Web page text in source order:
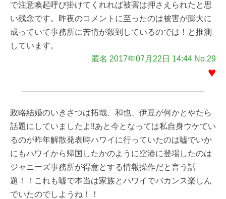
で注意喚起呼び掛けてくれれば被害は押さえられたと思
い残念です。昨夜のコメントに至ったのは被害が膨大に
成っていて事務所に苦情が殺到しているのでは！と推測
しています。
匿名 2017年07月22日 14:44 No.29
♥
政略結婚のいきさつは拓哉、和也、伊豆が何かとやたら
話題にしていましたよ‼あと今となっては私自身ウケてい
るのが昨年解散発表時ハワイに行っていたのは嘘でいか
にもハワイから帰国したかのように空港に登場したのは
ジャニーズ事務所が得意とする情報操作だと言う話
題！！これも嘘で本当は家族とハワイでバカンス楽しん
でいたのでしようね！！